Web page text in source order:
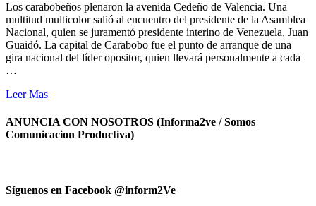
Los carabobeños plenaron la avenida Cedeño de Valencia. Una
multitud multicolor salió al encuentro del presidente de la Asamblea
Nacional, quien se juramentó presidente interino de Venezuela, Juan
Guaidó. La capital de Carabobo fue el punto de arranque de una
gira nacional del líder opositor, quien llevará personalmente a cada
…
Leer Mas
ANUNCIA CON NOSOTROS (Informa2ve / Somos
Comunicacion Productiva)
Síguenos en Facebook @inform2Ve